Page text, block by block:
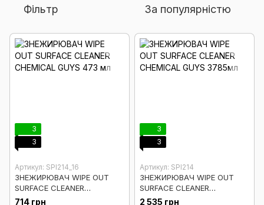
Фільтр За популярністю
3
3
Артикул: SPI214_16
ЗНЕЖИРЮВАЧ WIPE OUT
SURFACE CLEANER
CHEMICAL GUYS 473 мл
714 грн
3
3
Артикул: SPI214
ЗНЕЖИРЮВАЧ WIPE OUT
SURFACE CLEANER
CHEMICAL GUYS 3785мл
2 535 грн